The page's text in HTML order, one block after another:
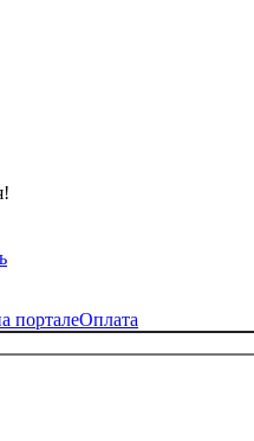
порталеОплата